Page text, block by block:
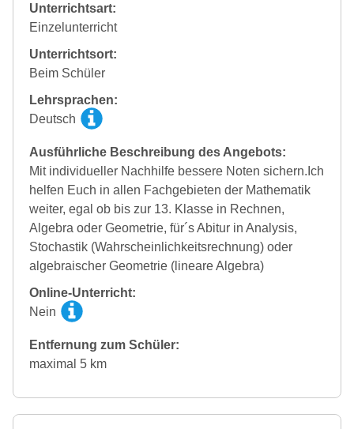
Unterrichtsart:
Einzelunterricht
Unterrichtsort:
Beim Schüler
Lehrsprachen:
Deutsch
Ausführliche Beschreibung des Angebots:
Mit individueller Nachhilfe bessere Noten sichern.Ich
helfen Euch in allen Fachgebieten der Mathematik
weiter, egal ob bis zur 13. Klasse in Rechnen,
Algebra oder Geometrie, für´s Abitur in Analysis,
Stochastik (Wahrscheinlichkeitsrechnung) oder
algebraischer Geometrie (lineare Algebra)
Online-Unterricht:
Nein
Entfernung zum Schüler:
maximal 5 km